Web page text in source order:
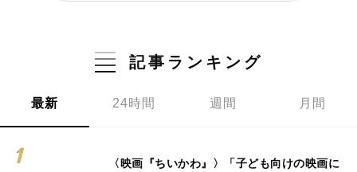
記事ランキング
最新 24時間 週間 月間
〈映画『ちいかわ』〉「子ども向けの映画に